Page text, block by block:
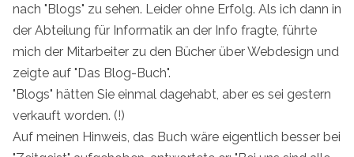
nach "Blogs" zu sehen. Leider ohne Erfolg. Als ich dann in
der Abteilung für Informatik an der Info fragte, führte
mich der Mitarbeiter zu den Bücher über Webdesign und
zeigte auf "Das Blog-Buch".
"Blogs" hätten Sie einmal dagehabt, aber es sei gestern
verkauft worden. (!)
Auf meinen Hinweis, das Buch wäre eigentlich besser bei